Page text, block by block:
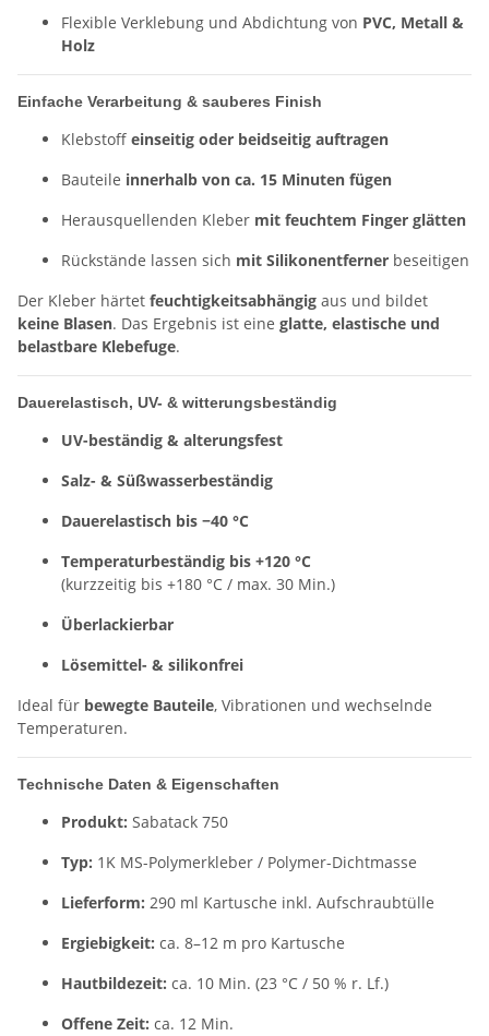
Flexible Verklebung und Abdichtung von PVC, Metall &
Holz
Einfache Verarbeitung & sauberes Finish
Klebstoff einseitig oder beidseitig auftragen
Bauteile innerhalb von ca. 15 Minuten fügen
Herausquellenden Kleber mit feuchtem Finger glätten
Rückstände lassen sich mit Silikonentferner beseitigen
Der Kleber härtet feuchtigkeitsabhängig aus und bildet
keine Blasen. Das Ergebnis ist eine glatte, elastische und
belastbare Klebefuge.
Dauerelastisch, UV- & witterungsbeständig
UV-beständig & alterungsfest
Salz- & Süßwasserbeständig
Dauerelastisch bis −40 °C
Temperaturbeständig bis +120 °C
(kurzzeitig bis +180 °C / max. 30 Min.)
Überlackierbar
Lösemittel- & silikonfrei
Ideal für bewegte Bauteile, Vibrationen und wechselnde
Temperaturen.
Technische Daten & Eigenschaften
Produkt: Sabatack 750
Typ: 1K MS-Polymerkleber / Polymer-Dichtmasse
Lieferform: 290 ml Kartusche inkl. Aufschraubtülle
Ergiebigkeit: ca. 8–12 m pro Kartusche
Hautbildezeit: ca. 10 Min. (23 °C / 50 % r. Lf.)
Offene Zeit: ca. 12 Min.